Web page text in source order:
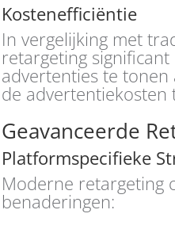
Kostenefficiëntie
In vergelijking met
retargeting
advertenties te
de
Geavanceerde
Platformspecifieke
Moderne retargeting
benaderingen: